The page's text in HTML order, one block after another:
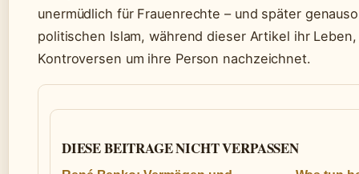
unermüdlich für Frauenrechte – und später
politischen Islam, während dieser Artikel ihr
Kontroversen um ihre Person nachzeichnet.
DIESE BEITRAGE NICHT VERPASSEN